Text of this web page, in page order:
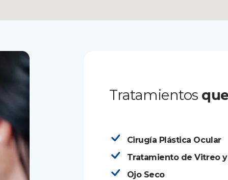
Tratamientos
Cirugía Plástica Ocular
Tratamiento de Vitreo
Ojo Seco